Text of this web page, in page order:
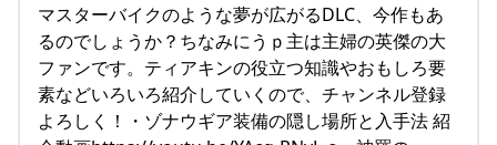
マスターバイクのような夢が広がるDLC、今作もあ
るのでしょうか？ちなみにうｐ主は主婦の英傑の大
ファンです。ティアキンの役立つ知識やおもしろ要
素などいろいろ紹介していくので、チャンネル登録
よろしく！・ゾナウギア装備の隠し場所と入手法 紹